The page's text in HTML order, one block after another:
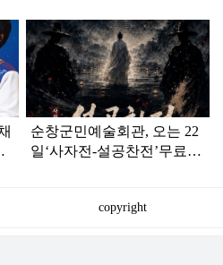
순창군민예술회관, 오는 22
일‘사자전-설공찬전’무료
copyright